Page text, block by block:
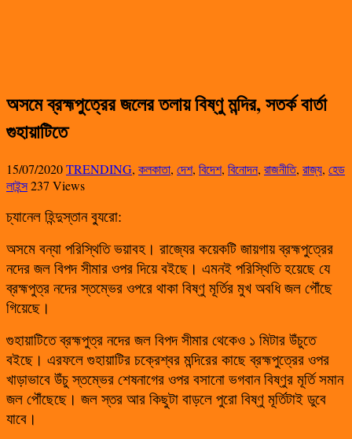
অসমে ব্রহ্মপুত্রের জলের তলায় বিষ্ণু মন্দির, সতর্ক বার্তা
গুহায়াটিতে
15/07/2020TRENDING, কলকাতা, দেশ, বিদেশ, বিনোদন, রাজনীতি, রাজ্য, হেড
লাইন্স237 Views
চ্যানেল হিন্দুস্তান ব্যুরো:
অসমে বন্যা পরিস্থিতি ভয়াবহ। রাজ্যের কয়েকটি জায়গায় ব্রহ্মপুত্রের
নদের জল বিপদ সীমার ওপর দিয়ে বইছে। এমনই পরিস্থিতি হয়েছে যে
ব্রহ্মপুত্র নদের স্তম্ভের ওপরে থাকা বিষ্ণু মূর্তির মুখ অবধি জল পৌঁছে
গিয়েছে।
গুহায়াটিতে ব্রহ্মপুত্র নদের জল বিপদ সীমার থেকেও ১ মিটার উঁচুতে
বইছে। এরফলে গুহায়াটির চক্রেশ্বর মন্দিরের কাছে ব্রহ্মপুত্রের ওপর
খাড়াভাবে উঁচু স্তম্ভের শেষনাগের ওপর বসানো ভগবান বিষ্ণুর মূর্তি সমান
জল পৌঁছেছে। জল স্তর আর কিছুটা বাড়লে পুরো বিষ্ণু মূর্তিটাই ডুবে
যাবে।